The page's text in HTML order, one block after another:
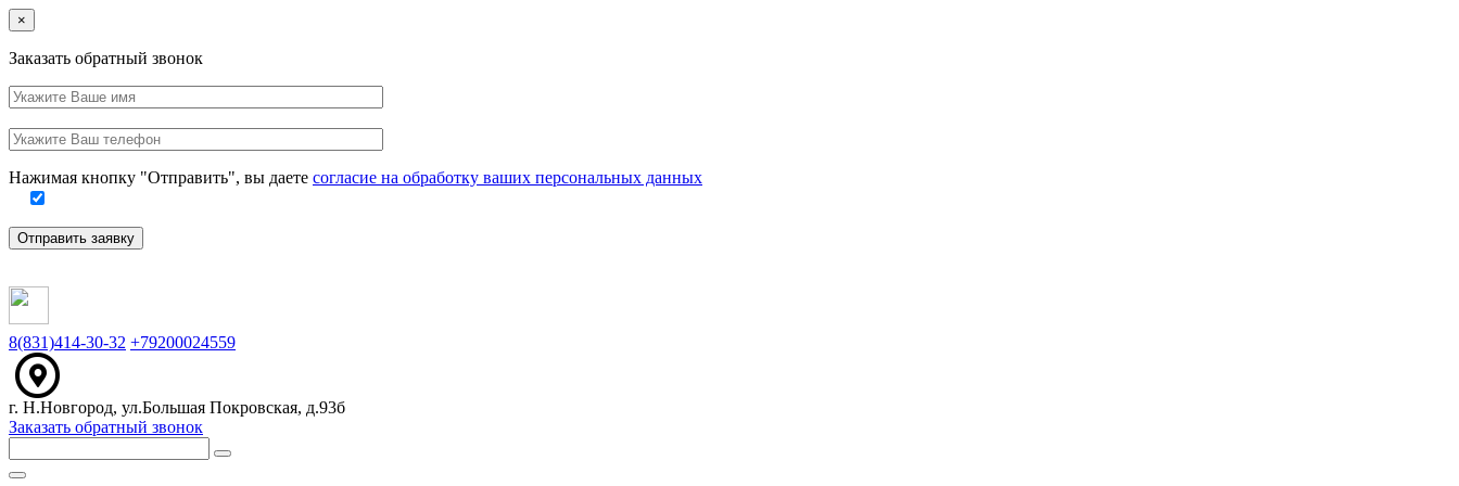
×
Заказать обратный звонок
Ваше
имя
это
Ваш
телефон
Нажимая кнопку "Отправить", вы даете согласие на обработку ваших персональных данных
Отправить заявку
8(831)414-30-32 +79200024559
г. Н.Новгород, ул.Большая Покровская, д.93б
Заказать обратный звонок
Меню